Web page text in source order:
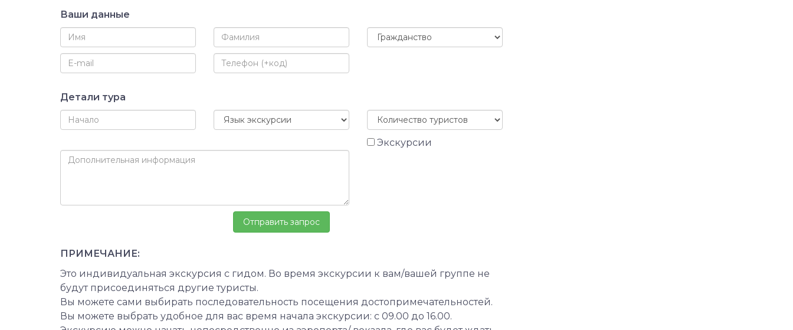
Ваши данные
Детали тура
Экскурсии
ПРИМЕЧАНИЕ:
Это индивидуальная экскурсия с гидом. Во время экскурсии к вам/вашей группе не
будут присоединяться другие туристы.
Вы можете сами выбирать последовательность посещения достопримечательностей.
Вы можете выбрать удобное для вас время начала экскурсии: с 09.00 до 16.00.